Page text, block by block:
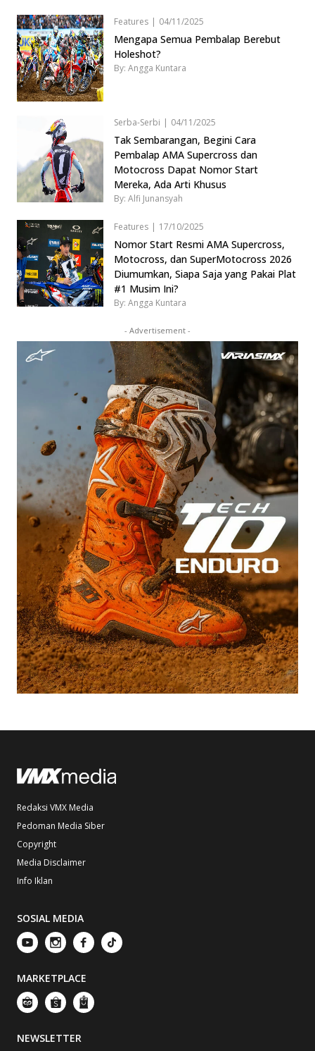
Features | 04/11/2025
Mengapa Semua Pembalap Berebut
Holeshot?
By: Angga Kuntara
Serba-Serbi | 04/11/2025
Tak Sembarangan, Begini Cara
Pembalap AMA Supercross dan
Motocross Dapat Nomor Start
Mereka, Ada Arti Khusus
By: Alfi Junansyah
Features | 17/10/2025
Nomor Start Resmi AMA Supercross,
Motocross, dan SuperMotocross 2026
Diumumkan, Siapa Saja yang Pakai Plat
#1 Musim Ini?
By: Angga Kuntara
- Advertisement -
Redaksi VMX Media
Pedoman Media Siber
Copyright
Media Disclaimer
Info Iklan
SOSIAL MEDIA
MARKETPLACE
NEWSLETTER